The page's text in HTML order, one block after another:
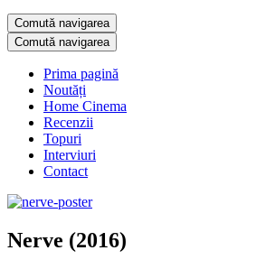
Comută navigarea
Comută navigarea
Prima pagină
Noutăți
Home Cinema
Recenzii
Topuri
Interviuri
Contact
Nerve (2016)